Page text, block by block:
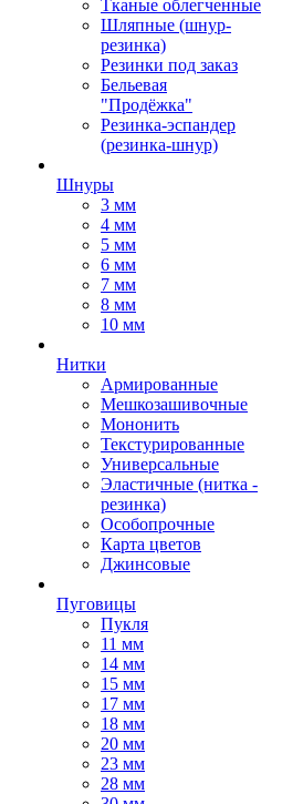
Тканые облегченные
Шляпные (шнур-
резинка)
Резинки под заказ
Бельевая
"Продёжка"
Резинка-эспандер
(резинка-шнур)
Шнуры
3 мм
4 мм
5 мм
6 мм
7 мм
8 мм
10 мм
Нитки
Армированные
Мешкозашивочные
Мононить
Текстурированные
Универсальные
Эластичные (нитка -
резинка)
Особопрочные
Карта цветов
Джинсовые
Пуговицы
Пукля
11 мм
14 мм
15 мм
17 мм
18 мм
20 мм
23 мм
28 мм